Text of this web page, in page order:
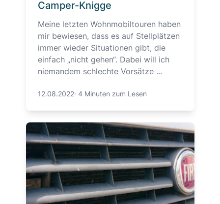
Camper-Knigge
Meine letzten Wohnmobiltouren haben
mir bewiesen, dass es auf Stellplätzen
immer wieder Situationen gibt, die
einfach „nicht gehen“. Dabei will ich
niemandem schlechte Vorsätze ...
12.08.2022· 4 Minuten zum Lesen